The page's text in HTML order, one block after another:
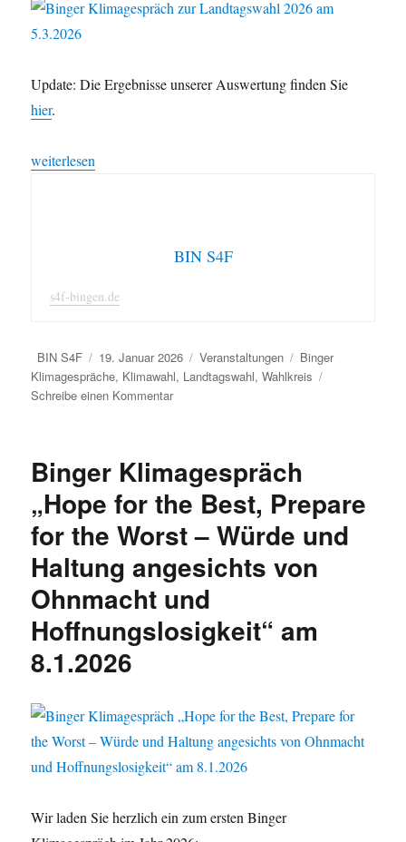
Update: Die Ergebnisse unserer Auswertung finden Sie
hier.
„Binger Klimagespräch zur Landtagswahl 2026 am 5.3.2026“
weiterlesen
BIN S4F
s4f-bingen.de
Autor
BIN S4F
Veröffentlicht
am
19. Januar 2026 Kategorien
Veranstaltungen Schlagwörter
Binger
Klimagespräche, Klimawahl, Landtagswahl,Wahlkreis
Schreibe einen Kommentarzu
Landtagswahl
2026
am
5.3.2026
Binger Klimagespräch
„Hope for the Best, Prepare
for the Worst – Würde und
Haltung angesichts von
Ohnmacht und
Hoffnungslosigkeit“ am
8.1.2026
Wir laden Sie herzlich ein zum ersten Binger